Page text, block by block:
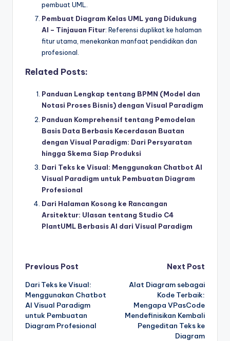
pembuat UML.
Pembuat Diagram Kelas UML yang Didukung
AI – Tinjauan Fitur: Referensi duplikat ke halaman
fitur utama, menekankan manfaat pendidikan dan
profesional.
Related Posts:
Panduan Lengkap tentang BPMN (Model dan
Notasi Proses Bisnis) dengan Visual Paradigm
Panduan Komprehensif tentang Pemodelan
Basis Data Berbasis Kecerdasan Buatan
dengan Visual Paradigm: Dari Persyaratan
hingga Skema Siap Produksi
Dari Teks ke Visual: Menggunakan Chatbot AI
Visual Paradigm untuk Pembuatan Diagram
Profesional
Dari Halaman Kosong ke Rancangan
Arsitektur: Ulasan tentang Studio C4
PlantUML Berbasis AI dari Visual Paradigm
Post
navigation
Previous Post
Dari Teks ke Visual:
Menggunakan Chatbot
AI Visual Paradigm
untuk Pembuatan
Diagram Profesional
Next Post
Alat Diagram sebagai
Kode Terbaik:
Mengapa VPasCode
Mendefinisikan Kembali
Pengeditan Teks ke
Diagram